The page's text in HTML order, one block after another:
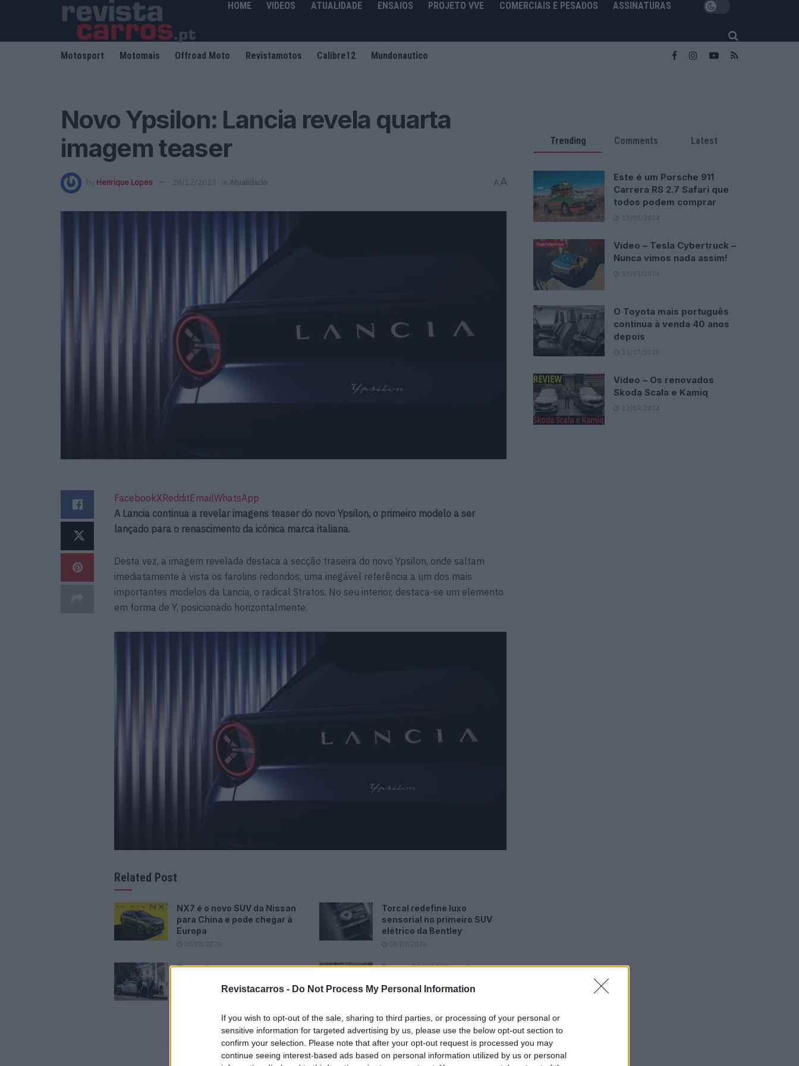
Revistacarros - Do Not Process My Personal Information
If you wish to opt-out of the sale, sharing to third parties, or processing of your personal or
sensitive information for targeted advertising by us, please use the below opt-out section to
confirm your selection. Please note that after your opt-out request is processed you may
continue seeing interest-based ads based on personal information utilized by us or personal
HOME VIDEOS ATUALIDADE ENSAIOS PROJETO VVE COMERCIAIS E PESADOS ASSINATURAS
Motosport Motomais Offroad Moto Revistamotos Calibre12 Mundonautico
Novo Ypsilon: Lancia revela quarta
imagem teaser
by Henrique Lopes 28/12/2023 in Atualidade AA
FacebookXRedditEmailWhatsApp
A Lancia continua a revelar imagens teaser do novo Ypsilon, o primeiro modelo a ser
lançado para o renascimento da icónica marca italiana.
Desta vez, a imagem revelada destaca a secção traseira do novo Ypsilon, onde saltam
imediatamente à vista os farolins redondos, uma inegável referência a um dos mais
importantes modelos da Lancia, o radical Stratos. No seu interior, destaca-se um elemento
em forma de Y, posicionado horizontalmente.
Related Post
NX7 é o novo SUV da Nissan
para China e pode chegar à
Europa
Torcal redefine luxo
sensorial no primeiro SUV
elétrico da Bentley
Trump lança ataque aos
inesperada
Futuro BMW iX1 acelera e a
SUV
Trending Comments Latest
Este é um Porsche 911
Carrera RS 2.7 Safari que
todos podem comprar
13/03/2024
Vídeo – Tesla Cybertruck –
Nunca vimos nada assim!
13/05/2024
O Toyota mais português
continua à venda 40 anos
depois
31/07/2026
Vídeo – Os renovados
Skoda Scala e Kamiq
12/02/2024